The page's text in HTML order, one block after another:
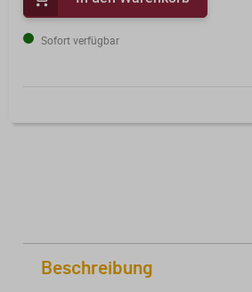
Der DWS StBVV-Rechner
unterstützt Sie bei der schnellen
Von der Ausbildung bis zur
erfolgreichen Prüfung – entdecken
Sanierungsberatung
Themenpakete
Sofort verfügbar
Beschreibung